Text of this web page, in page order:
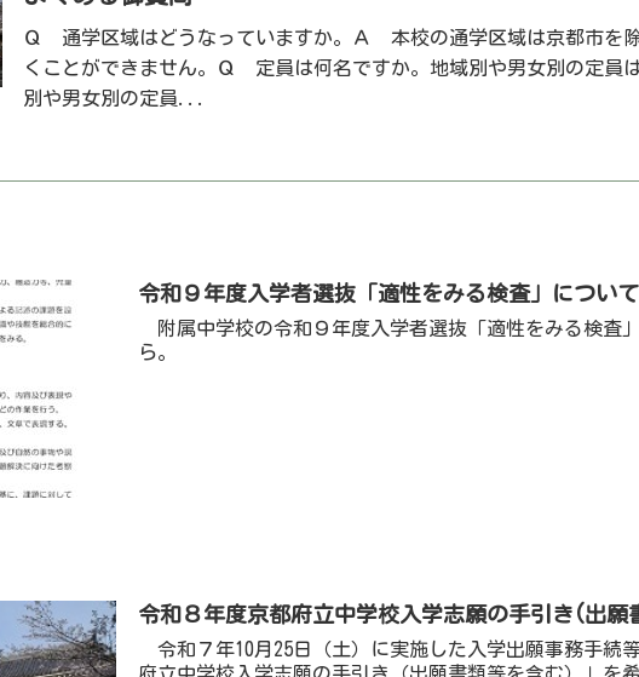
Ｑ 通学区域はどうなっていますか。Ａ 本校の通学区域は京都市を
くことができません。Ｑ 定員は何名ですか。地域別や男女別の定
別や男女別の定員...
令和９年度入学者選抜「適性をみる検査」について
附属中学校の令和９年度入学者選抜「適性をみる検査」につ
ら。
令和８年度京都府立中学校入学志願の手引き(出
令和７年10月25日（土）に実施した入学出願事務手続
府立中学校入学志願の手引き（出願書類等を含む）」を